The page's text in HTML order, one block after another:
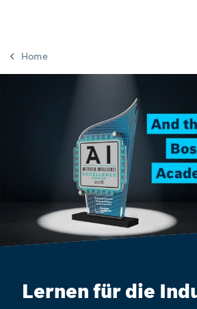
Home
Lernen für die